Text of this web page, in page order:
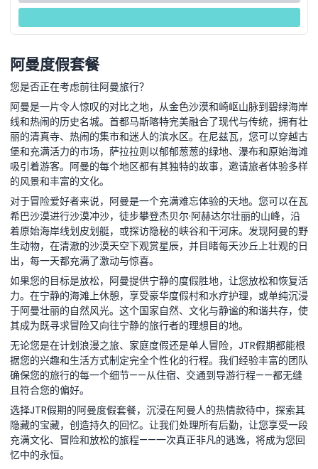
阿曼度假套餐
您是否正在考虑前往阿曼旅行？
阿曼是一片令人惊叹的对比之地，从金色沙漠和崎岖山脉到碧绿海岸
线和热闹的历史名城。首都马斯喀特完美融合了现代与传统，拥有壮
丽的清真寺、热闹的集市和迷人的滨水区。在尼兹瓦，您可以穿越古
堡和充满活力的市场，萨拉拉则以郁郁葱葱的绿地、瀑布和原始海滩
吸引着游客。阿曼的每个地区都有其独特的故事，邀请旅者体验多样
的风景和丰富的文化。
对于冒险爱好者来说，阿曼是一个充满难忘体验的天地。您可以在瓦
希巴沙漠进行沙漠冲沙，徒步攀登杰贝尔·阿赫达尔壮丽的山峰，沿
着原始海岸线划皮划艇，或探访隐秘的峡谷和干河床。发现阿曼的野
生动物，在清澈的沙漠天空下观赏星辰，并目睹每天沙丘上壮观的日
出，每一天都充满了激动与惊喜。
如果您的目标是放松，阿曼提供宁静的度假胜地，让您放松和恢复活
力。在宁静的海滩上休憩，享受豪华度假村和水疗护理，或单纯沉浸
于阿曼壮丽的自然风光。这个国家自然、文化与静谧的和谐共存，使
其成为既寻求冒险又向往宁静的旅行者的理想目的地。
无论您是在计划浪漫之旅、家庭度假还是单人冒险，JTR假期都能根
据您的兴趣和生活方式制定完全个性化的行程。我们经验丰富的团队
确保您的旅行的每一个细节——从住宿、交通到导游行程——都无缝
且符合您的偏好。
选择JTR假期的阿曼度假套餐，沉浸在阿曼人的热情款待中，探索其
隐藏的宝藏，创造持久的回忆。让我们处理所有后勤，让您享受一段
充满文化、冒险和放松的旅程——一次真正非凡的逃逸，将成为您回
忆中的永恒。